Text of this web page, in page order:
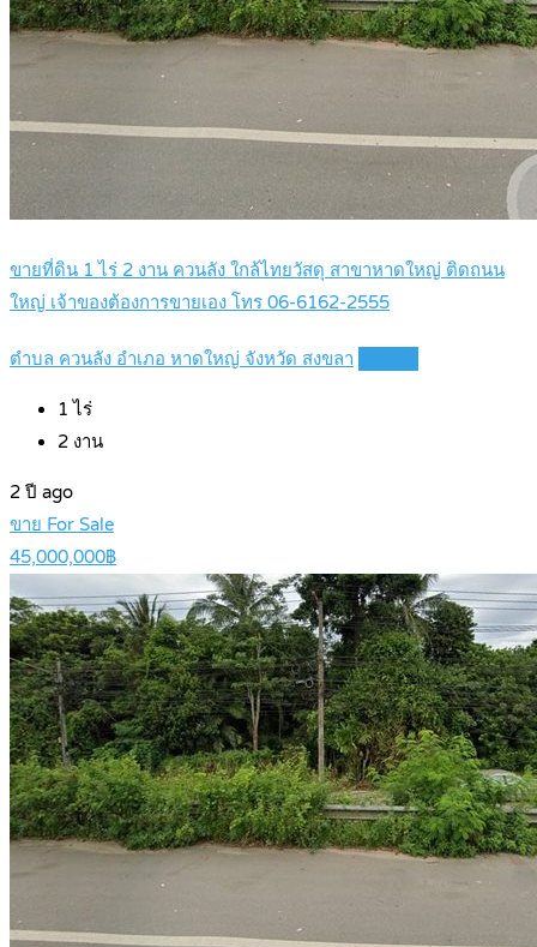
ขายที่ดิน 1 ไร่ 2 งาน ควนลัง ใกล้ไทยวัสดุ สาขาหาดใหญ่ ติดถนน
ใหญ่ เจ้าของต้องการขายเอง โทร 06-6162-2555
ตำบล ควนลัง อำเภอ หาดใหญ่ จังหวัด สงขลา
1 ไร่
2 งาน
2 ปี ago
ขาย For Sale
45,000,000฿